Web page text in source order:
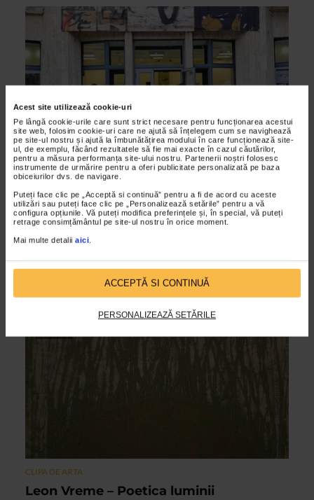
Acest site utilizează cookie-uri
Pe lângă cookie-urile care sunt strict necesare pentru funcționarea acestui
site web, folosim cookie-uri care ne ajută să înțelegem cum se navighează
pe site-ul nostru și ajută la îmbunătățirea modului în care funcționează site-
ul, de exemplu, făcând rezultatele să fie mai exacte în cazul căutărilor,
pentru a măsura performanța site-ului nostru. Partenerii noștri folosesc
instrumente de urmărire pentru a oferi publicitate personalizată pe baza
obiceiurilor dvs. de navigare.
Puteți face clic pe „Acceptă si continuă” pentru a fi de acord cu aceste
utilizări sau puteți face clic pe „Personalizează setările” pentru a vă
configura opțiunile. Vă puteți modifica preferințele și, în special, vă puteți
retrage consimțământul pe site-ul nostru în orice moment.
Mai multe detalii aici
ACCEPTĂ SI CONTINUĂ
PERSONALIZEAZĂ SETĂRILE
ALTE MATERIALE
Inovator Contemporary Art Ruhr
(C.A.R.) 2014
23/10/2014
a editie a Targului de Arta C.A.R, Inovator Contemporary Art
Ruhr. Acesta va fi gazduit in Arealul A...
CLIPA DE ARTA
Leon Vreme – Poetica luminii